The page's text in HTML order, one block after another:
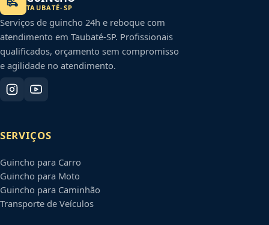
TAUBATÉ-SP
Serviços de guincho 24h e reboque com
atendimento em Taubaté-SP. Profissionais
qualificados, orçamento sem compromisso
e agilidade no atendimento.
SERVIÇOS
Guincho para Carro
Guincho para Moto
Guincho para Caminhão
Transporte de Veículos